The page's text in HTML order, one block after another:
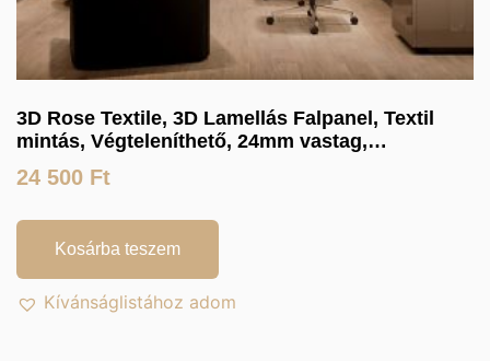
3D Rose Textile, 3D Lamellás Falpanel, Textil
mintás, Végteleníthető, 24mm vastag,
24 500 Ft
Kosárba teszem
Kívánságlistához adom